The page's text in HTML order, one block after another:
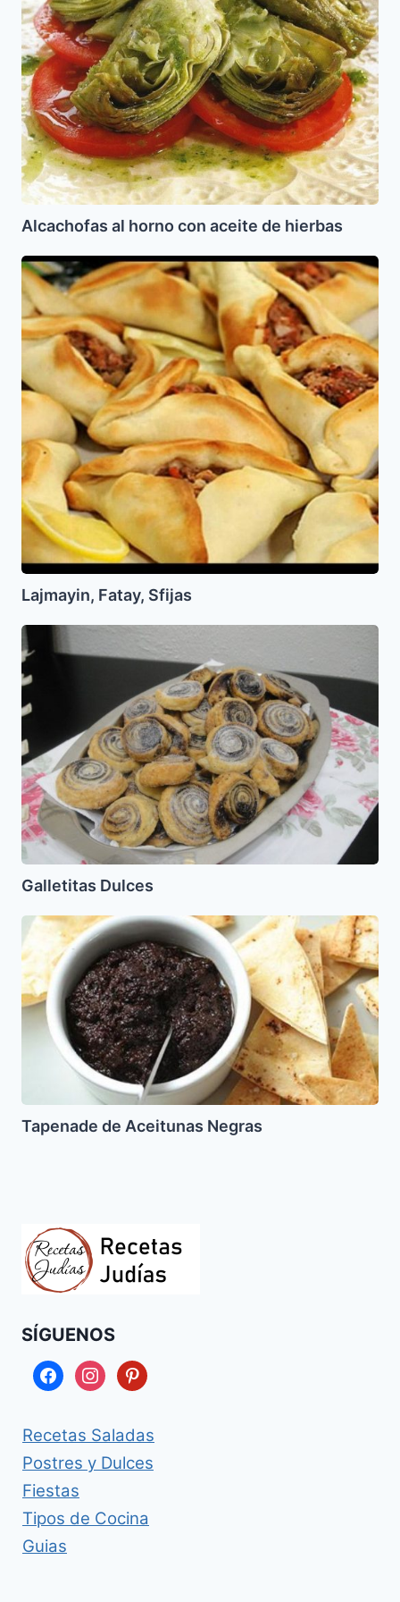
Alcachofas al horno con aceite de hierbas
Lajmayin,
Fatay,
Sfijas
Lajmayin, Fatay, Sfijas
Galletitas
Dulces
Galletitas Dulces
Tapenade
de
Aceitunas
Negras
Tapenade de Aceitunas Negras
SÍGUENOS
facebookinstagrampinterest
Recetas Saladas
Postres y Dulces
Fiestas
Tipos de Cocina
Guias